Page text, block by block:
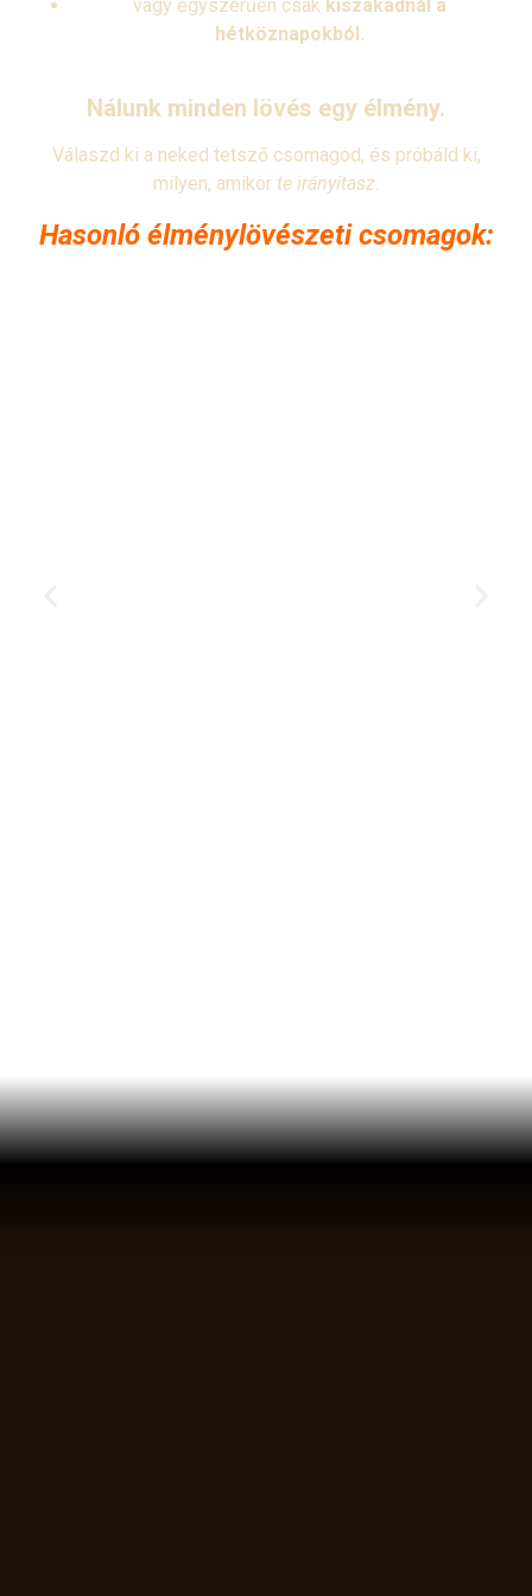
vagy egyszerűen csak kiszakadnál a
hétköznapokból.
Nálunk minden lövés egy élmény.
Válaszd ki a neked tetsző csomagod, és próbáld ki,
milyen, amikor te irányítasz.
Hasonló élménylövészeti csomagok: